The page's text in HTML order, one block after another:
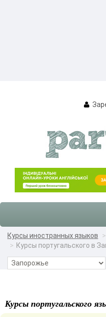
Курсы иностранных языков
Курсы португальского в
Курсы португальского